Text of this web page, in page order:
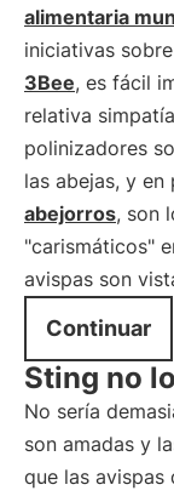
alimentaria
iniciativas
3Bee, es fácil
relativa
polinizadores
las abejas, y
abejorros, son
"carismáticos"
avispas son
Continuar
Sting no
No sería
son amadas y
que las avispas